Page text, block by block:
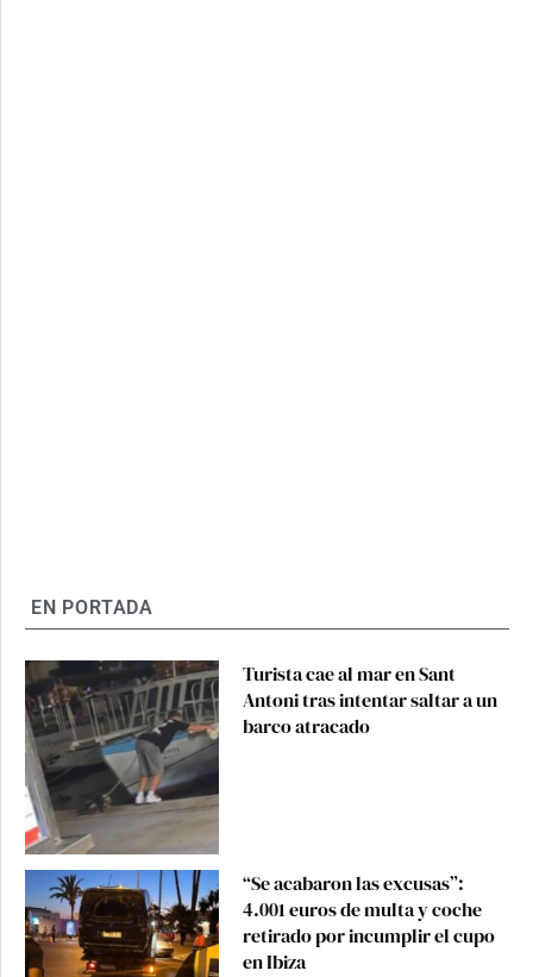
EN PORTADA
Turista cae al mar en Sant
Antoni tras intentar saltar a un
barco atracado
“Se acabaron las excusas”:
4.001 euros de multa y coche
retirado por incumplir el cupo
en Ibiza